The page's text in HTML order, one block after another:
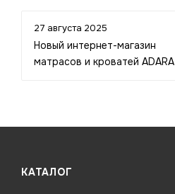
27 августа 2025
Новый интернет-магазин
матрасов и кроватей ADARA
КАТАЛОГ